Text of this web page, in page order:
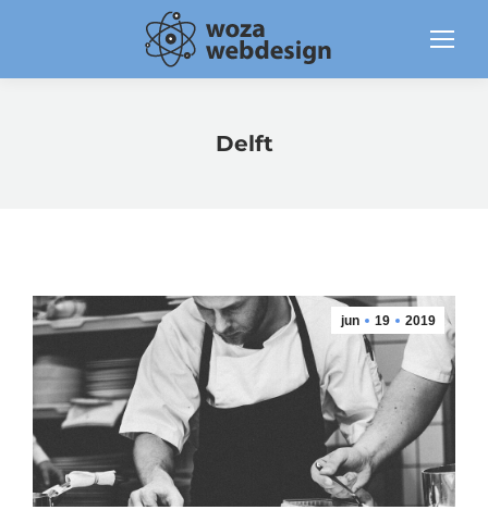
Delft
jun 19 2019